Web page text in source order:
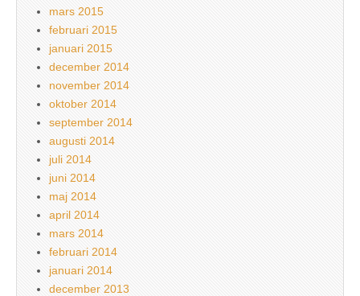
mars 2015
februari 2015
januari 2015
december 2014
november 2014
oktober 2014
september 2014
augusti 2014
juli 2014
juni 2014
maj 2014
april 2014
mars 2014
februari 2014
januari 2014
december 2013